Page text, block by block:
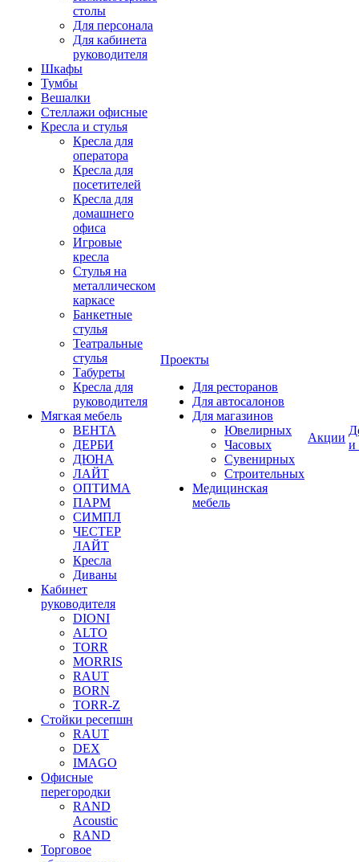
столы
Для персонала
Для кабинета
руководителя
Шкафы
Тумбы
Вешалки
Стеллажи офисные
Кресла и стулья
Кресла для
оператора
Кресла для
посетителей
Кресла для
домашнего
офиса
Игровые
кресла
Стулья на
металлическом
каркасе
Банкетные
стулья
Театральные
стулья
Табуреты
Кресла для
руководителя
Мягкая мебель
ВЕНТА
ДЕРБИ
ДЮНА
ЛАЙТ
ОПТИМА
ПАРМ
СИМПЛ
ЧЕСТЕР
ЛАЙТ
Кресла
Диваны
Кабинет
руководителя
DIONI
ALTO
TORR
MORRIS
RAUT
BORN
TORR-Z
Стойки ресепшн
RAUT
DEX
IMAGO
Офисные
перегородки
RAND
Acoustic
RAND
Торговое
Проекты
Для ресторанов
Для автосалонов
Для магазинов
Ювелирных
Часовых
Сувенирных
Строительных
Медицинская
мебель
Акции
и